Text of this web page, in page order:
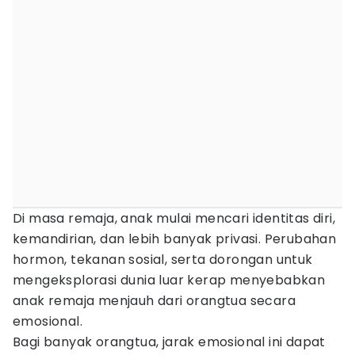
Di masa remaja, anak mulai mencari identitas diri,
kemandirian, dan lebih banyak privasi. Perubahan
hormon, tekanan sosial, serta dorongan untuk
mengeksplorasi dunia luar kerap menyebabkan
anak remaja menjauh dari orangtua secara
emosional.
Bagi banyak orangtua, jarak emosional ini dapat